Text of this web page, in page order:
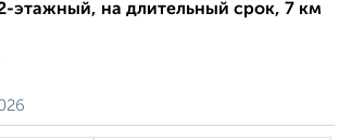
этажный, на длительный срок, 7 км